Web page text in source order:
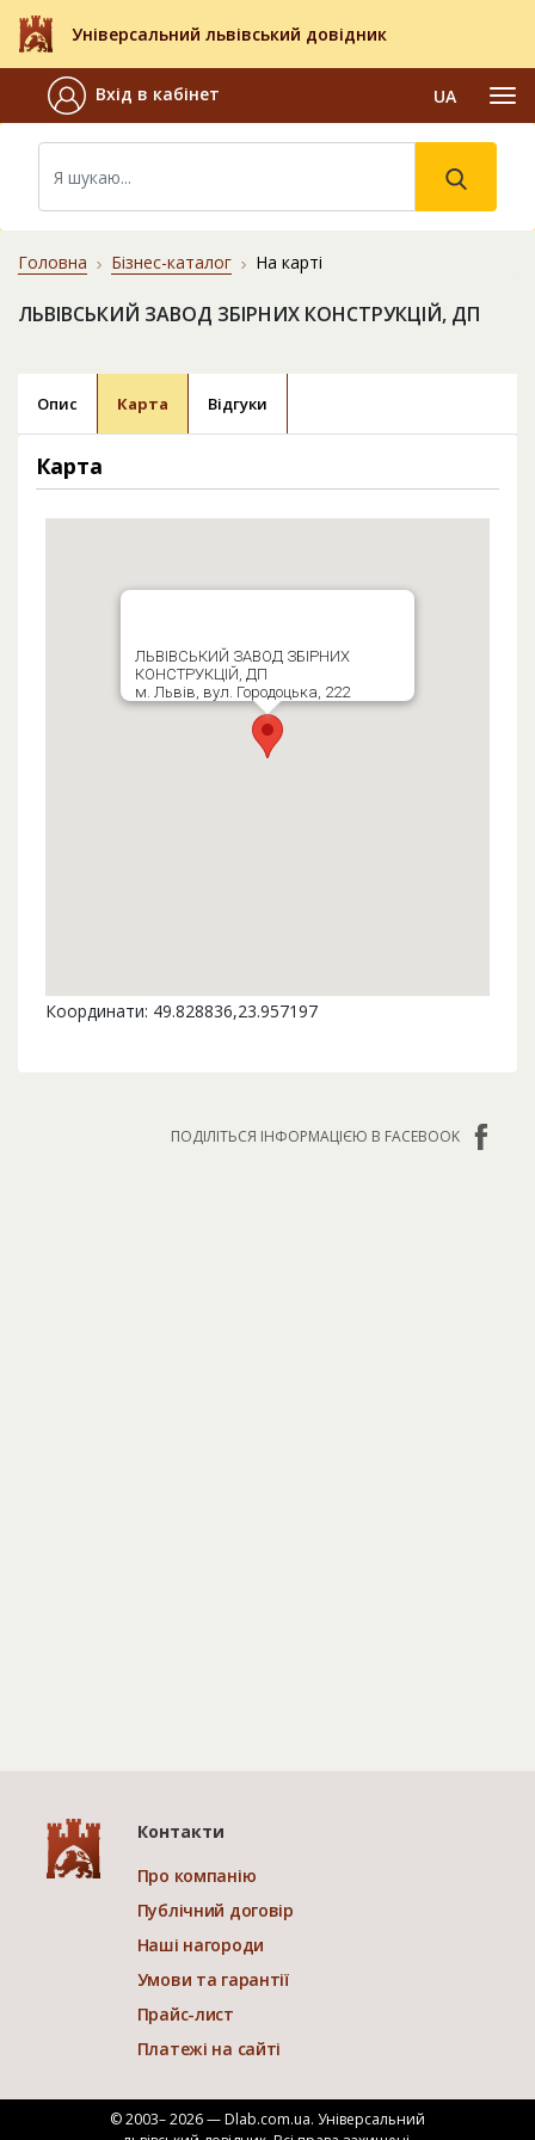
Універсальний львівський довідник
Вхід в кабінет UA
Головна Бізнес-каталог На карті
ЛЬВІВСЬКИЙ ЗАВОД ЗБІРНИХ КОНСТРУКЦІЙ, ДП
Опис Карта Відгуки
Карта
ЛЬВІВСЬКИЙ ЗАВОД ЗБІРНИХ
КОНСТРУКЦІЙ, ДП
м. Львів, вул. Городоцька, 222
Координати: 49.828836,23.957197
ПОДІЛІТЬСЯ ІНФОРМАЦІЄЮ В FACEBOOK
Контакти
Про компанію
Публічний договір
Наші нагороди
Умови та гарантії
Прайс-лист
Платежі на сайті
© 2003– 2026 — Dlab.com.ua. Універсальний